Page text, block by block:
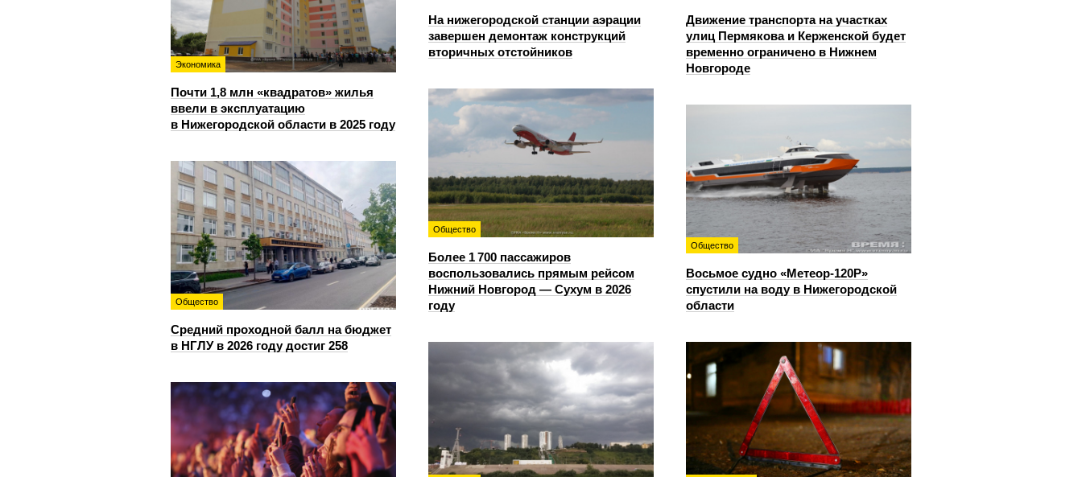
На нижегородской станции аэрации
завершен демонтаж конструкций
вторичных отстойников
Движение транспорта на участках
улиц Пермякова и Керженской будет
временно ограничено в Нижнем
Новгороде
Экономика
Почти 1,8 млн «квадратов» жилья
ввели в эксплуатацию
в Нижегородской области в 2025 году
Общество
Более 1 700 пассажиров
воспользовались прямым рейсом
Нижний Новгород — Сухум в 2026
году
Общество
Восьмое судно «Метеор-120Р»
спустили на воду в Нижегородской
области
Общество
Средний проходной балл на бюджет
в НГЛУ в 2026 году достиг 258